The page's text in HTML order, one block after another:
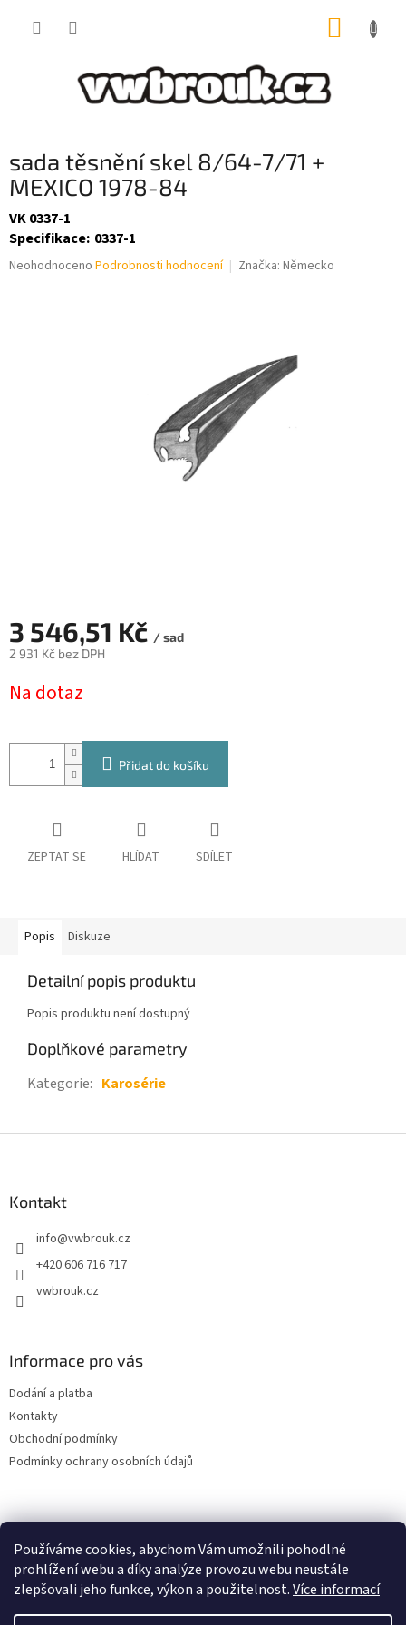
Používáme cookies, abychom Vám umožnili pohodlné
prohlížení webu a díky analýze provozu webu neustále
zlepšovali jeho funkce, výkon a použitelnost.Více informací
sada těsnění skel 8/64-7/71 +
MEXICO 1978-84
VK 0337-1
Specifikace: 0337-1
Průměrné
Neohodnoceno Podrobnosti hodnocení Značka: Německo
3 546,51 Kč / sad
2 931 Kč bez DPH
cena:
Na dotaz
Přidat do košíku
ZEPTAT SE HLÍDAT SDÍLET
Popis Diskuze
Detailní popis produktu
Popis produktu není dostupný
Doplňkové parametry
Kategorie: Karosérie
Kontakt
info@vwbrouk.cz
+420 606 716 717
vwbrouk.cz
Informace pro vás
Dodání a platba
Kontakty
Obchodní podmínky
Podmínky ochrany osobních údajů